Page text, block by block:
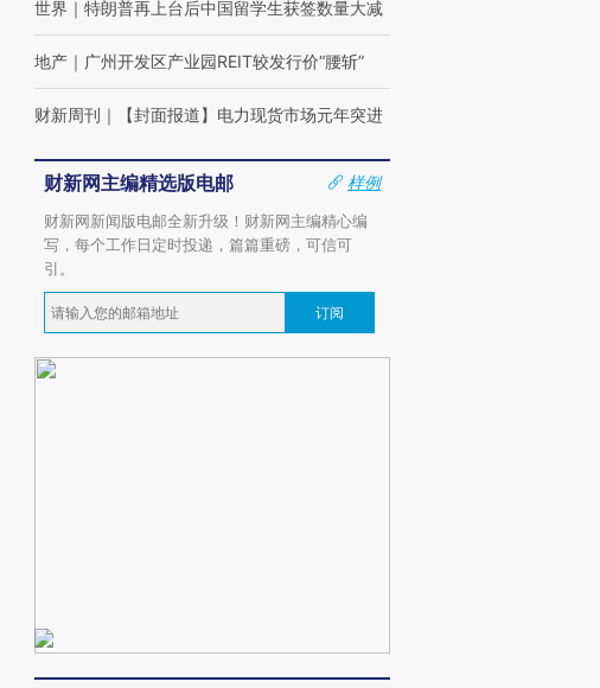
世界 ｜ 特朗普再上台后中国留学生获签数量大减
地产 ｜ 广州开发区产业园REIT较发行价“腰斩”
财新周刊 ｜ 【封面报道】电力现货市场元年突进
财新网主编精选版电邮
样例
财新网新闻版电邮全新升级！财新网主编精心编
写，每个工作日定时投递，篇篇重磅，可信可
引。
订阅